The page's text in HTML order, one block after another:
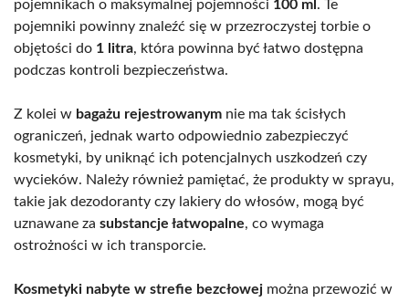
pojemnikach o maksymalnej pojemności 100 ml . Te
pojemniki powinny znaleźć się w przezroczystej torbie o
objętości do 1 litra, która powinna być łatwo dostępna
podczas kontroli bezpieczeństwa.
Z kolei w bagażu rejestrowanym nie ma tak ścisłych
ograniczeń, jednak warto odpowiednio zabezpieczyć
kosmetyki, by uniknąć ich potencjalnych uszkodzeń czy
wycieków. Należy również pamiętać, że produkty w sprayu,
takie jak dezodoranty czy lakiery do włosów, mogą być
uznawane za substancje łatwopalne, co wymaga
ostrożności w ich transporcie.
Kosmetyki nabyte w strefie bezcłowej można przewozić w